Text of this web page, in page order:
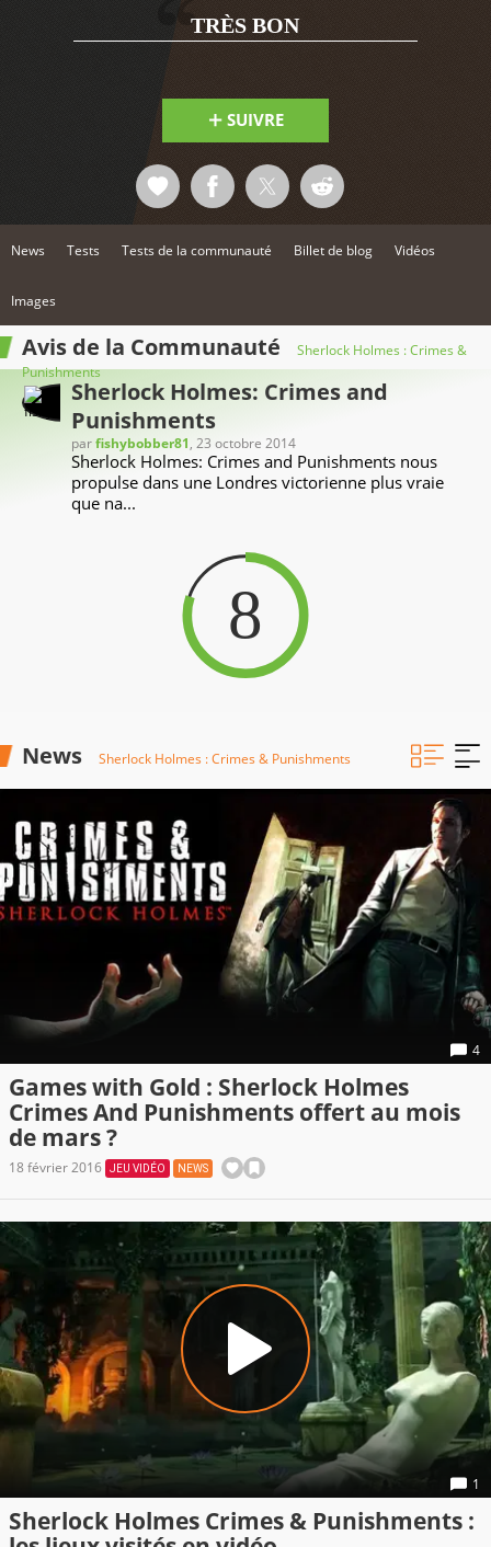
TRÈS BON
SUIVRE
News Tests Tests de la communauté Billet de blog Vidéos
Images
Avis de la Communauté
Sherlock Holmes : Crimes &
Punishments
Sherlock Holmes: Crimes and
Punishments
parfishybobber81, 23 octobre 2014
Sherlock Holmes: Crimes and Punishments nous
propulse dans une Londres victorienne plus vraie
que na...
8
News Sherlock Holmes : Crimes & Punishments
4
Games with Gold : Sherlock Holmes
Crimes And Punishments offert au mois
de mars ?
18 février 2016 JEU VIDÉO NEWS
1
Sherlock Holmes Crimes & Punishments :